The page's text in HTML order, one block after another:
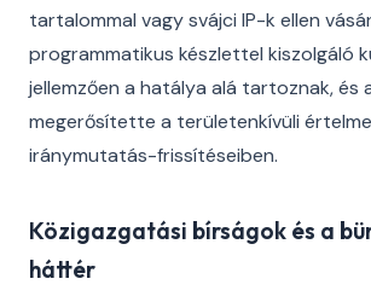
tartalommal vagy svájci IP-k ellen
programmatikus készlettel kiszolgáló
jellemzően a hatálya alá tartoznak, és
megerősítette a területenkívüli
iránymutatás-frissítéseiben.
Közigazgatási bírságok és a
háttér